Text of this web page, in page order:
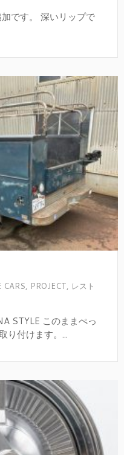
です。 深いリップで
CARS, PROJECT, レスト
STYLE このままぺっ
り付けます。...